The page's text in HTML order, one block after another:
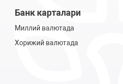
Банк карталари
Миллий валютада
Хорижий валютада